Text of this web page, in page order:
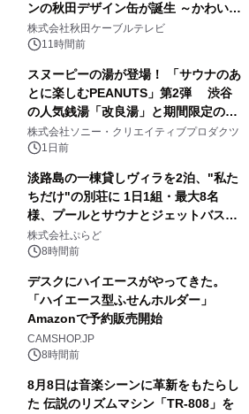
ンの秋田デザイン缶が誕生 ～かわいい
秋田犬の子犬と秋田の四季と名所を巡
るパッケージ～ 9月1日(火)秋田県内で
株式会社秋田ケーブルテレビ
11時間前
スヌーピーの湯が登場！ 「サウナのあ
とに楽しむPEANUTS」第2弾 渋谷
の人気銭湯「改良湯」と期間限定のコ
ラボレーション サウナイキタイコラ
ボグッズも発売決定！
株式会社ソニー・クリエイティブプロダクツ
1日前
淡路島の一棟貸しヴィラを2泊、"私た
ちだけ"の別荘に 1日1組・最大8名
様、プールとサウナとジェットバス付
きで Villa Mon Temps AWAJIの連泊
素泊りプラン
株式会社ぷらど
8時間前
デスクにハイエースがやってきた。
「ハイエース型ふせんホルダー」
Amazonで予約販売開始
CAMSHOP.JP
8時間前
8月8日は音楽シーンに革新をもたらし
た 伝説のリズムマシン「TR-808」を